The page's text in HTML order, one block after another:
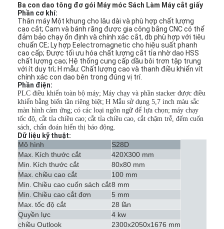
Ba con dao tông đơ gói Máy móc Sách Làm Máy cắt giấy
Phần cơ khí:
Thân máy Một khung cho lâu dài và phù hợp chất lượng
cao cắt; Cam và bánh răng được gia công bằng CNC có thể
đảm bảo chạy ổn định và chính xác cắt, db phù hợp với tiêu
chuẩn CE; Ly hợp Eelectromagnetic cho hiệu suất phanh
cao cấp; Được tối ưu hóa chất lượng cắt tỉa nhờ dao HSS
chất lượng cao; Hệ thống cung cấp dầu bôi trơn tập trung
với ít duy trì; H mẫu: Chất lượng cao và thanh điều khiển vít
chính xác con dao bên trong đúng vị trí.
Phần điện:
PLC điều khiển toàn bộ máy; Máy chạy và phần stacker được điều
khiển bằng biến tần riêng biệt; H Mẫu sử dụng 5,7 inch màu sắc
màn hình cảm ứng; có các loại ngôn ngữ để lựa chọn; máy chạy
tốc độ, cắt tỉa chiều cao; cắt tỉa chiều cao, cắt chậm trễ, đếm cuốn
sách, chẩn đoán hiển thị báo động.
Dữ liệu kỹ thuật:
Mô hình
S28D
Max. Kích thước cắt
420X300 mm
Min. Kích thước cắt
80x80 mm
Max. chiều cao cắt
100 mm
Min. Chiều cao cuốn sách cắt8 mm
Min. Chiều cao cắt đơn
5 mm
Max. tốc độ cắt
28 lần
Quyền lực
4 kw
chiều Outlook
2300x2050x1676 mm